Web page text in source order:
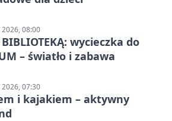
08:00
BIBLIOTEKĄ: wycieczka do
– światło i zabawa
07:30
i kajakiem – aktywny